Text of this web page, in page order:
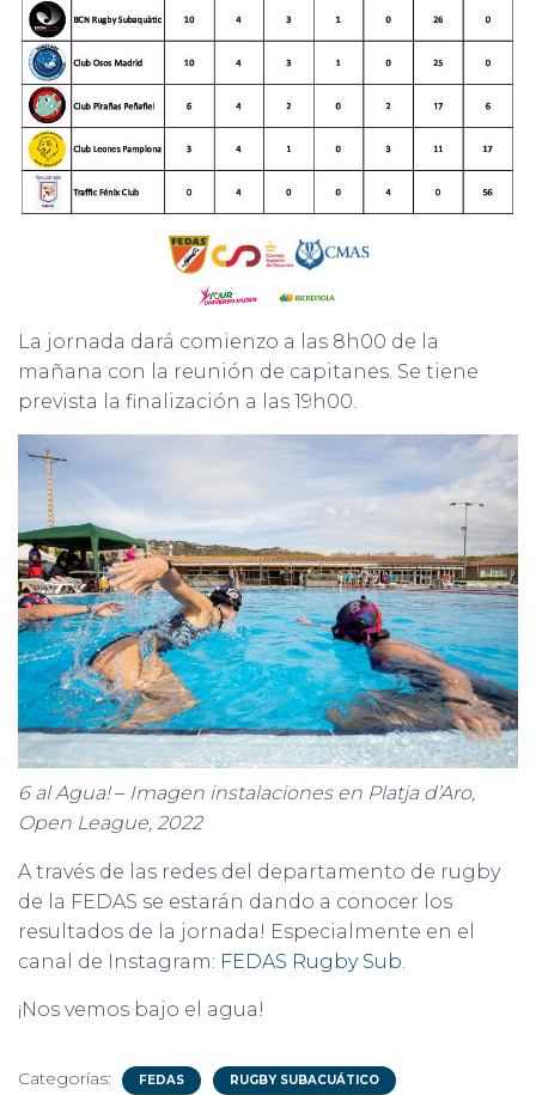
La jornada dará comienzo a las 8h00 de la
mañana con la reunión de capitanes. Se tiene
prevista la finalización a las 19h00.
6 al Agua!– Imagen instalaciones en Platja d’Aro,
Open League, 2022
A través de las redes del departamento de rugby
de la FEDAS se estarán dando a conocer los
resultados de la jornada! Especialmente en el
canal de Instagram: FEDAS Rugby Sub.
¡Nos vemos bajo el agua!
Categorías: FEDAS RUGBY SUBACUÁTICO